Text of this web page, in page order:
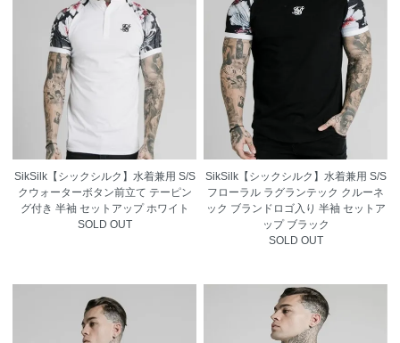
SikSilk【シックシルク】水着兼用 S/S
クウォーターボタン前立て テーピン
グ付き 半袖 セットアップ ホワイト
SOLD OUT
SikSilk【シックシルク】水着兼用 S/S
フローラル ラグランテック クルーネ
ック ブランドロゴ入り 半袖 セットア
ップ ブラック
SOLD OUT